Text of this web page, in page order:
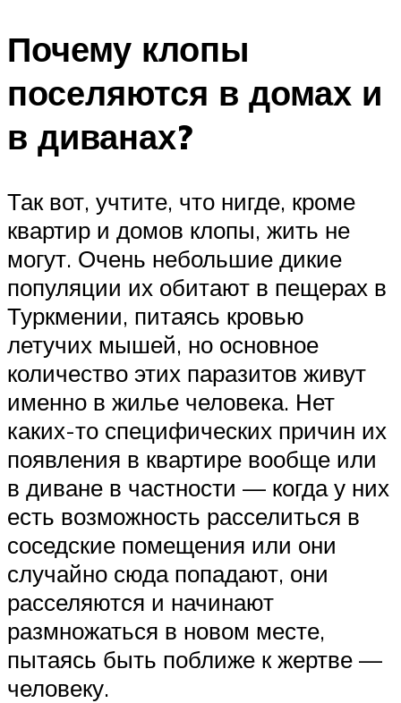
Почему клопы
поселяются в домах и
в диванах?
Так вот, учтите, что нигде, кроме
квартир и домов клопы, жить не
могут. Очень небольшие дикие
популяции их обитают в пещерах в
Туркмении, питаясь кровью
летучих мышей, но основное
количество этих паразитов живут
именно в жилье человека. Нет
каких-то специфических причин их
появления в квартире вообще или
в диване в частности — когда у них
есть возможность расселиться в
соседские помещения или они
случайно сюда попадают, они
расселяются и начинают
размножаться в новом месте,
пытаясь быть поближе к жертве —
человеку.